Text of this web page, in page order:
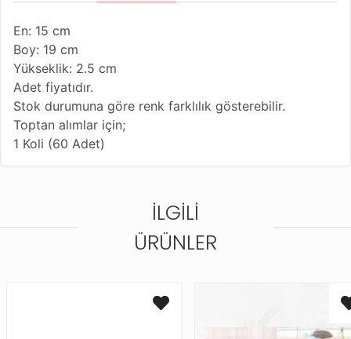
En: 15 cm
Boy: 19 cm
Yükseklik: 2.5 cm
Adet fiyatıdır.
Stok durumuna göre renk farklılık gösterebilir.
Toptan alımlar için;
1 Koli (60 Adet)
İLGILI
ÜRÜNLER